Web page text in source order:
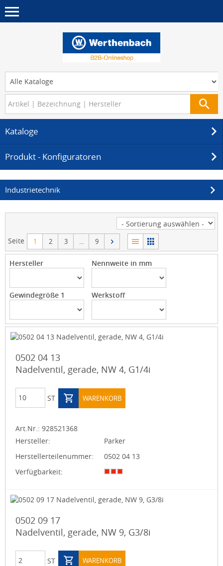
Kataloge
Produkt - Konfiguratoren
Industrietechnik
Seite 1 2 3 ... 9
Hersteller Nennweite in mm
Gewindegröße 1 Werkstoff
0502 04 13
Nadelventil, gerade, NW 4, G1/4i
ST WARENKORB
Art.Nr.: 928521368
Hersteller:
Parker
Herstellerteilenummer:
0502 04 13
Verfügbarkeit:
0502 09 17
Nadelventil, gerade, NW 9, G3/8i
ST WARENKORB